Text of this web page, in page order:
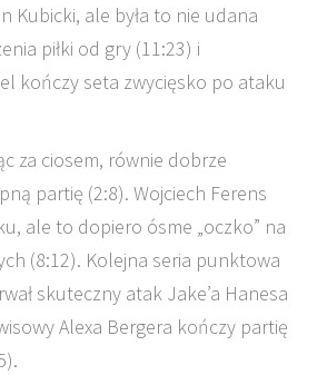
Kubicki, ale była to nie udana
piłki od gry (11:23) i
kończy seta zwycięsko po ataku
za ciosem, równie dobrze
partię (2:8). Wojciech Ferens
ale to dopiero ósme „oczko” na
(8:12). Kolejna seria punktowa
skuteczny atak Jake’a Hanesa
Alexa Bergera kończy partię